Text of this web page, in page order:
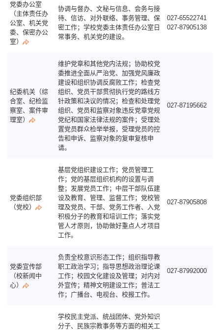
党委办公室
（主体责任办
公室、 机关党
委、 保密办公
室）
协调与督办、文秘与信息、会务与接
待、信访、对外联络、事务管理、保
密工作；学校党委主体责任办公室日
常事务、机关党的建设。
027-65522741
027-87905138
纪委机关 （综
合室、纪检监
察室、案件审
理室）
维护党章和其他党内法规；协助校党
委推进全面从严治党、加强党风廉政
建设和组织协调反腐败工作；检查党
组织、党员干部贯彻执行党的路线方
针政策和决议的情况；检查和处理党
组织、党员和监察对象违反党章党规
党纪和国家法律法规的案件；受理处
置党员群众检举举报，受理党员的控
告和申诉、监察对象的复审复核申
请。
027-87195662
党委组织部
（党校）
基层党组织建设工作；党员管理工
作；党的基层组织机构的设置与调
整；发展党员工作；中层干部队伍建
设及教育、管理、监督工作；党校管
理及党员、干部、党务工作者、入党
积极分子的教育和培训工作；落实党
管人才原则，协助做好重点人才项目
工作。
027-87905808
党委宣传部
（校新闻中
心）
负责全校意识形态工作；组织指导教
职工政治学习；指导思想政治理论课
工作；校园文化建设及管理；对内对
外宣传；精神文明建设工作；普法工
作；广播台、电视台、校报工作。
027-87992000
学校民主党派、统战团体、党外知识
分子、民族宗教事务等方面的相关工